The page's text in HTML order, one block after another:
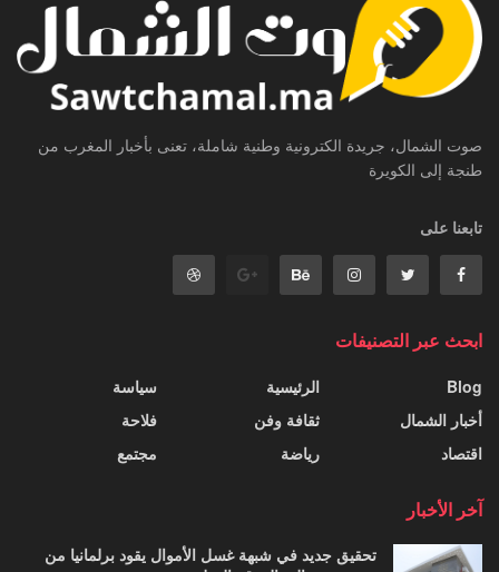
صوت الشمال، جريدة الكترونية وطنية شاملة، تعنى بأخبار المغرب من
طنجة إلى الكويرة
تابعنا على
ابحث عبر التصنيفات
Blog
أخبار الشمال
اقتصاد
الرئيسية
ثقافة وفن
رياضة
سياسة
فلاحة
مجتمع
آخر الأخبار
تحقيق جديد في شبهة غسل الأموال يقود برلمانيا من